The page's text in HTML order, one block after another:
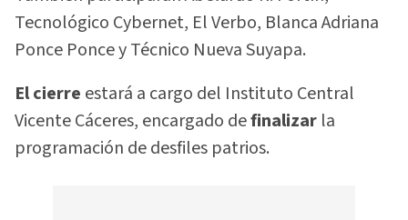
Tecnológico Cybernet, El Verbo, Blanca Adriana
Ponce Ponce y Técnico Nueva Suyapa.
El cierre estará a cargo del Instituto Central
Vicente Cáceres, encargado definalizar la
programación de desfiles patrios.